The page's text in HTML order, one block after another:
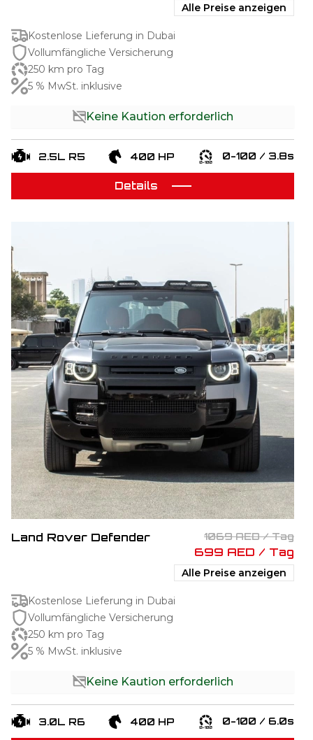
Alle Preise anzeigen
Kostenlose Lieferung in Dubai
Vollumfängliche Versicherung
250 km pro Tag
5 % MwSt. inklusive
Keine Kaution erforderlich
2.5L R5 400 HP 0-100 / 3.8s
Details
Land Rover Defender 1069 AED / Tag
699 AED / Tag
Alle Preise anzeigen
Kostenlose Lieferung in Dubai
Vollumfängliche Versicherung
250 km pro Tag
5 % MwSt. inklusive
Keine Kaution erforderlich
3.0L R6 400 HP 0-100 / 6.0s